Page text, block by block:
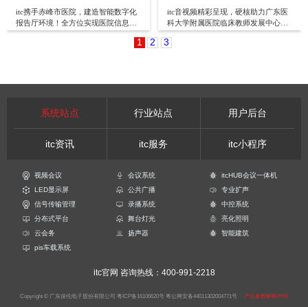
itc携手赤峰市医院，建造智能数字化
报告厅环境！全方位实现医院信息聚
合！
itc音视频精彩呈现，硬核助力广东医
科大学附属医院临床教师发展中心揭
牌仪式
1 2 3
系统站点 行业站点 用户后台
itc资讯 itc服务 itc小程序
视频会议 会议系统
itcHUB会议一体机
LED显示屏
公共广播
专业扩声
信号传输管理
录播系统
中控系统
分布式平台
舞台灯光
亮化照明
云会务
扬声器
智能建筑
pis车载系统
itc官网 咨询热线：400-991-2218
Copyright © 广东保伦电子股份有限公司 粤ICP备16106620号 粤公网安备44011302004771号 产品参数解释声明